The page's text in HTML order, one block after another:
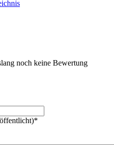
noch keine Bewertung
*